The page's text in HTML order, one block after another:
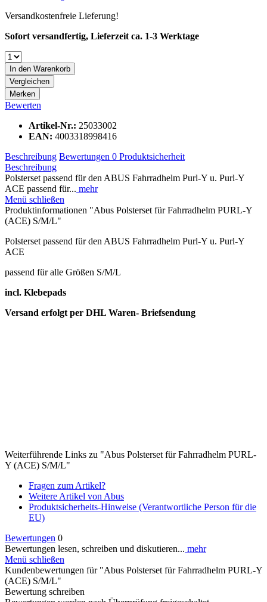
Versandkostenfreie Lieferung!
Sofort versandfertig, Lieferzeit ca. 1-3 Werktage
In den Warenkorb
Vergleichen
Merken
Bewerten
Artikel-Nr.: 25033002
EAN: 4003318998416
Beschreibung Bewertungen 0 Produktsicherheit
Beschreibung
Polsterset passend für den ABUS Fahrradhelm Purl-Y u. Purl-Y
ACE passend für... mehr
Menü schließen
Produktinformationen "Abus Polsterset für Fahrradhelm PURL-Y
(ACE) S/M/L"
Polsterset passend für den ABUS Fahrradhelm Purl-Y u. Purl-Y
ACE
passend für alle Größen S/M/L
incl. Klebepads
Versand erfolgt per DHL Waren- Briefsendung
Weiterführende Links zu "Abus Polsterset für Fahrradhelm PURL-
Y (ACE) S/M/L"
Fragen zum Artikel?
Weitere Artikel von Abus
Produktsicherheits-Hinweise (Verantwortliche Person für die
EU)
Bewertungen 0
Bewertungen lesen, schreiben und diskutieren... mehr
Menü schließen
Kundenbewertungen für "Abus Polsterset für Fahrradhelm PURL-Y
(ACE) S/M/L"
Bewertung schreiben